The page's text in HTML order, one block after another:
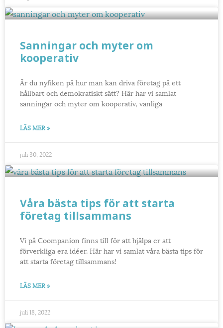
Sanningar och myter om
kooperativ
Är du nyfiken på hur man kan driva företag på ett
hållbart och demokratiskt sätt? Här har vi samlat
sanningar och myter om kooperativ, vanliga
LÄS MER »
juli 30, 2022
Våra bästa tips för att starta
företag tillsammans
Vi på Coompanion finns till för att hjälpa er att
förverkliga era idéer. Här har vi samlat våra bästa tips för
att starta företag tillsammans!
LÄS MER »
juli 18, 2022